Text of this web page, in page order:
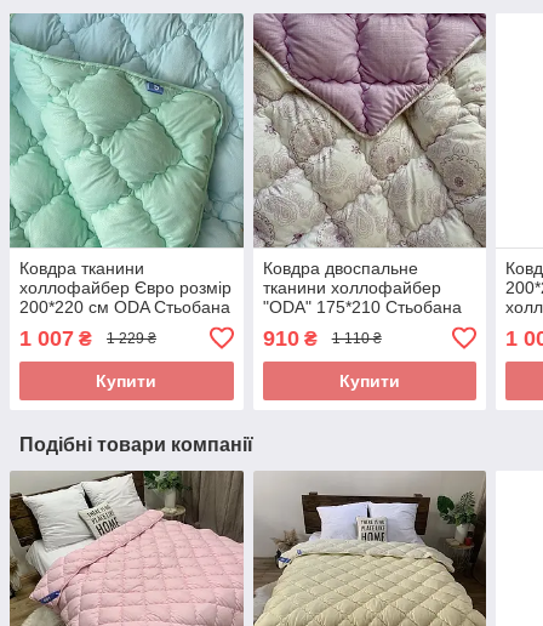
Ковдра тканини
холлофайбер Євро розмір
200*220 см ODA Стьобана
1 007 ₴ 1 229 ₴
Купити
Ковдра двоспальне
тканини холлофайбер
"ODA" 175*210 Стьобана
910₴ 1 110 ₴
Купити
1
Подібні товари компанії